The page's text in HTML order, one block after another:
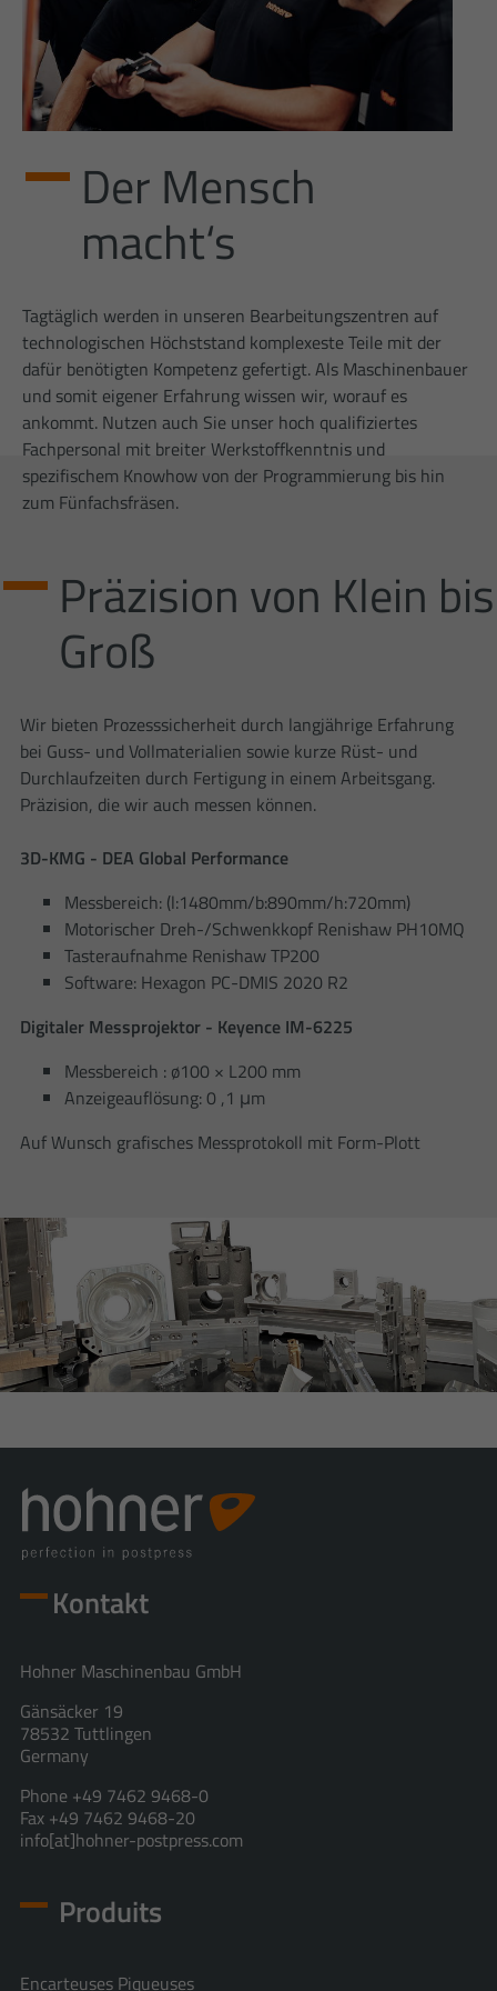
Der Mensch
macht‘s
Tagtäglich werden in unseren Bearbeitungszentren auf
technologischen Höchststand komplexeste Teile mit der
dafür benötigten Kompetenz gefertigt. Als Maschinenbauer
und somit eigener Erfahrung wissen wir, worauf es
ankommt. Nutzen auch Sie unser hoch qualifiziertes
Fachpersonal mit breiter Werkstoffkenntnis und
spezifischem Knowhow von der Programmierung bis hin
zum Fünfachsfräsen.
Präzision von Klein bis
Groß
Wir bieten Prozesssicherheit durch langjährige Erfahrung
bei Guss- und Vollmaterialien sowie kurze Rüst- und
Durchlaufzeiten durch Fertigung in einem Arbeitsgang.
Präzision, die wir auch messen können.
3D-KMG - DEA Global Performance
Messbereich: (l:1480mm/b:890mm/h:720mm)
Motorischer Dreh-/Schwenkkopf Renishaw PH10MQ
Tasteraufnahme Renishaw TP200
Software: Hexagon PC-DMIS 2020 R2
Digitaler Messprojektor - Keyence IM-6225
Messbereich : ø100 × L200 mm
Anzeigeauflösung: 0 ,1 μm
Auf Wunsch grafisches Messprotokoll mit Form-Plott
Kontakt
Hohner Maschinenbau GmbH
Gänsäcker 19
78532 Tuttlingen
Germany
Phone +49 7462 9468-0
Fax +49 7462 9468-20
info[at]hohner-postpress.com
Produits
Encarteuses Piqueuses
erhobenen Daten umfassen die Anzahl
der Besucher, die Quelle, aus der sie
stammen, und die Seiten in
anonymisierter Form.
Nom _gat_gtag_UA_23412405_1
Fournisseur Google Analytics
d'expiration
1 Minute
Intention
gesetztes Cookie vom Mustertyp, bei dem
das Musterelement auf dem Namen die
eindeutige Identitätsnummer des Kontos
oder der Website enthält, auf das es sich
bezieht. Es scheint eine Variation des
_gat-Cookies zu sein, das verwendet wird,
um die von Google auf Websites mit
hohem Traffic-Aufkommen
aufgezeichnete Datenmenge zu